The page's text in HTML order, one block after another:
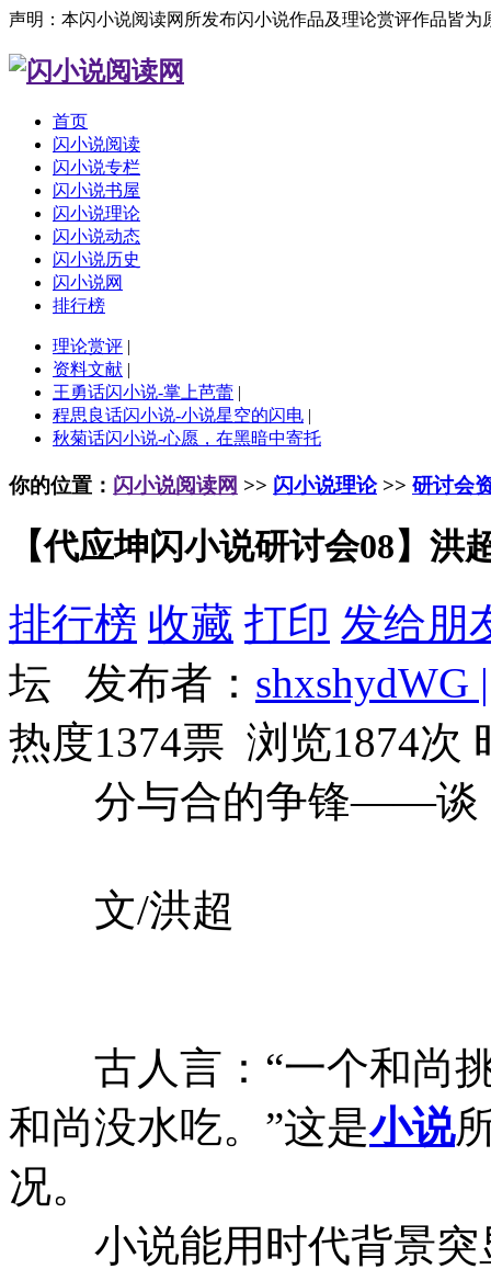
声明：本闪小说阅读网所发布闪小说作品及理论赏评作品皆
首页
闪小说阅读
闪小说专栏
闪小说书屋
闪小说理论
闪小说动态
闪小说历史
闪小说网
排行榜
理论赏评 |
资料文献 |
王勇话闪小说-掌上芭蕾 |
程思良话闪小说-小说星空的闪电 |
秋菊话闪小说-心愿，在黑暗中寄托
你的位置： 闪小说阅读网 >> 闪小说理论>> 研讨会
【代应坤闪小说研讨会08】洪
排行榜 收藏 打印 发给朋
坛 发布者： shxshydWG |
热度1374票 浏览1874次
分与合的争锋——谈
文/洪超
古人言：“一个和尚挑
和尚没水吃。”这是小说
况。
小说能用时代背景突